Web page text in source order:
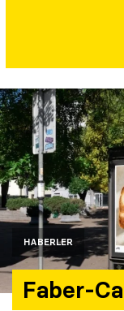
HABERLER
Faber-
Araştırma